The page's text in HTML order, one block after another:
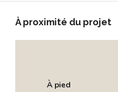
À proximité du projet
À pied